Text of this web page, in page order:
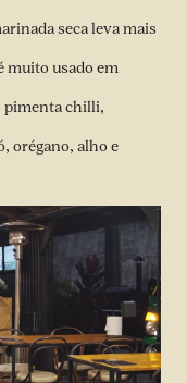
seca leva mais
muito usado em
pimenta chilli,
orégano, alho e